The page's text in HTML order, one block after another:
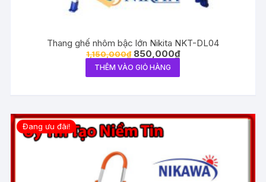
Thang ghế nhôm bậc lớn Nikita NKT-DL04
1,150,000₫ 850,000₫
THÊM VÀO GIỎ HÀNG
Đang ưu đãi!